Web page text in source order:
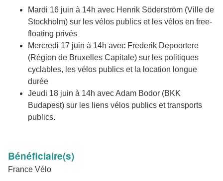
Mardi 16 juin à 14h avec Henrik Söderström (Ville de
Stockholm) sur les vélos publics et les vélos en free-
floating privés
Mercredi 17 juin à 14h avec Frederik Depoortere
(Région de Bruxelles Capitale) sur les politiques
cyclables, les vélos publics et la location longue
durée
Jeudi 18 juin à 14h avec Adam Bodor (BKK
Budapest) sur les liens vélos publics et transports
publics.
Bénéficiaire(s)
France Vélo